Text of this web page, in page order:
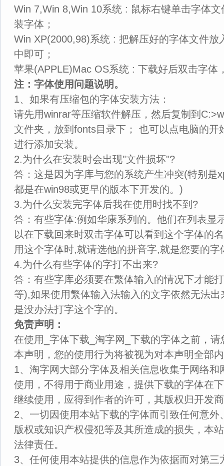
Win 7,Win 8,Win 10系统 : 鼠标右键单击字体
装字体；
Win XP(2000,98)系统 : 把解压好的字体文件放
中即可；
苹果(APPLE)Mac OS系统 : 下载好后双击字体
注：字体使用问题说明。
1、如果有压缩包的字体安装方法：
请先用winrar等压缩软件解压，然后复制到
文件夹，放到fonts目录下； 也可以点电脑的开
进行添加安装。
2.为什么在安装时会出现"文件损坏"?
答：这是因为字库与您的系统产生冲突(特别是
都是在win98或更早的版本下开发的。)
3.为什么安装完字体后我在使用时找不到?
答：有些字体:例如华康系列的。他们在列表显
以在下载回来时双击字体可以看到这个字体的
用这个字体时,就请选他的拼音字,就是您要的字
4.为什么有些字体的字打不出来?
答：有些字库必须要在繁体输入的情况下才能
等),如果使用繁体输入法输入的文字依然无法
是没办法打字这个字的。
免责声明：
在使用_字体下载_淘字网_下载的字体之前，
本声明，您的使用行为将被视为对本声明全部
1、淘字网大部分字体及相关信息收集于网络
使用，不得用于商业用途，提供下载的字体在
继续使用，应得到作者的许可，其版权归开发
2、一切因使用本站下载的字体而引致任何意
版权或知识产权侵犯等及其所造成的损失，本
法律责任。
3、任何使用本站提供的信息作为依据而对第